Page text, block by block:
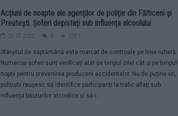
Acțiuni de noapte ale agenților de poliție din Fălticeni și
Preutești. Șoferi depistați sub influența alcoolului
25.07.2022 0 2351
Sfârșitul de săptămână este marcat de controale pe linie rutieră.
Numeroși șoferi sunt verificați atât pe timpul zilei cât și pe timpul
nopții pentru prevenirea producerii accidentelor. Nu de puține ori,
polițiștii reușesc să identifice participanți la trafic aflați sub
influența băuturilor alcoolice și să-i...